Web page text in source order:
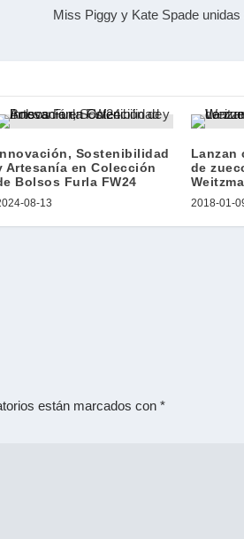
Miss Piggy y Kate Spade
Sostenibilidad
Artesanía en Colección
Bolsos Furla FW24
08-13
Lanzan
de
2018-01-
están marcados con *